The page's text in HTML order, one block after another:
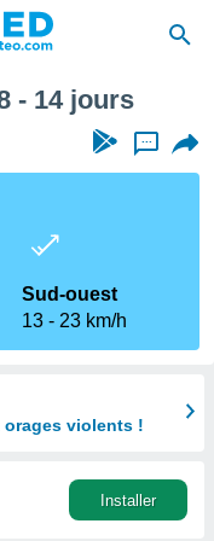
- 14 jours
...
Sud-ouest
13
23 km/h
orages violents !
Installer